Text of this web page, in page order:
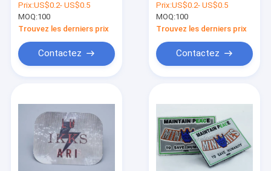
brillant de 0.8mm
pour l'habillement de
vêtements de travail
Prix:US$0.2- US$0.5
MOQ:100
Trouvez les derniers prix
Contactez
de TPU lavables pour
l'habillement
Prix:US$0.2- US$0.5
MOQ:100
Trouvez les derniers prix
Contactez